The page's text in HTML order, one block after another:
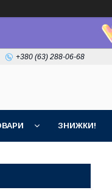
+380 (63) 288-06-68
ЗНИЖКИ!